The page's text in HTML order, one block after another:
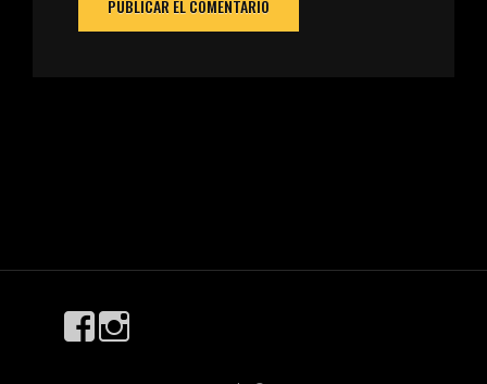
https://www.facebook.com/Marta86photography